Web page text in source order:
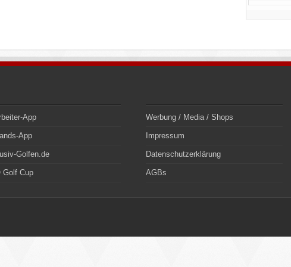
App
App
Golfen.de
Golf Cup
Werbung / Media / Shops
Impressum
Datenschutzerklärung
AGBs